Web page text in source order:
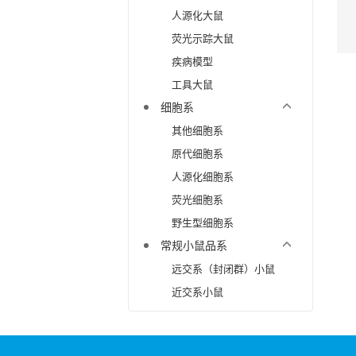
人源化大鼠
荧光示踪大鼠
疾病模型
工具大鼠
细胞系
其他细胞系
原代细胞系
人源化细胞系
荧光细胞系
野生型细胞系
常规小鼠品系
远交系（封闭群）小鼠
近交系小鼠